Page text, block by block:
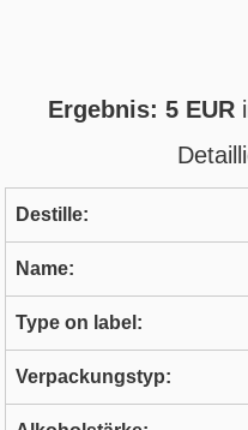
Ergebnis: 5 EUR
Destille:
Name:
Type on label:
Verpackungstyp: